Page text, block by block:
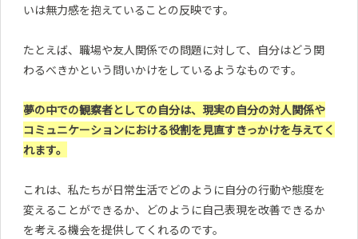
いは無力感を抱えていることの反映です。
たとえば、職場や友人関係での問題に対して、自分はどう関
わるべきかという問いかけをしているようなものです。
夢の中での観察者としての自分は、現実の自分の対人関係や
コミュニケーションにおける役割を見直すきっかけを与えてく
れます。
これは、私たちが日常生活でどのように自分の行動や態度を
変えることができるか、どのように自己表現を改善できるか
を考える機会を提供してくれるのです。